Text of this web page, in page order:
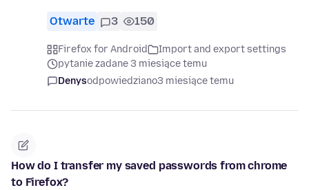
Otwarte 3 150
Firefox for Android
Import and export settings
pytanie zadane 3 miesiące temu
Denysodpowiedziano3 miesiące temu
How do I transfer my saved passwords from chrome
to Firefox?